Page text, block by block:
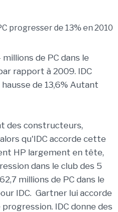
de PC dans le
rapport à 2009. IDC
de 13,6% Autant
des constructeurs,
qu'IDC accorde cette
HP largement en tête,
dans le club des 5
millions de PC dans le
IDC. Gartner lui accorde
IDC donne des